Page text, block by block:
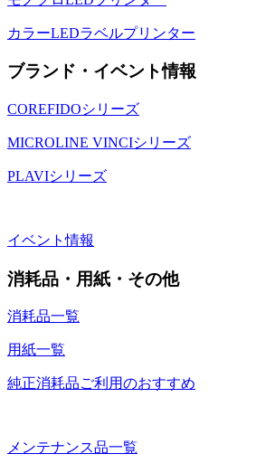
カラーLEDラベルプリンター
ブランド・イベント情報
COREFIDOシリーズ
MICROLINE VINCIシリーズ
PLAVIシリーズ
イベント情報
消耗品・用紙・その他
消耗品一覧
用紙一覧
純正消耗品ご利用のおすすめ
メンテナンス品一覧